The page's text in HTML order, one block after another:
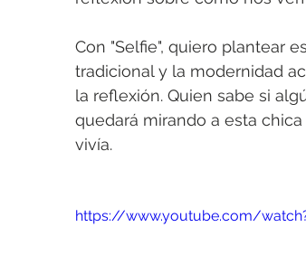
Con "Selfie", quiero plantear
tradicional y la modernidad
la reflexión. Quien sabe si
quedará mirando a esta
vivía.
https://www.youtube.com/